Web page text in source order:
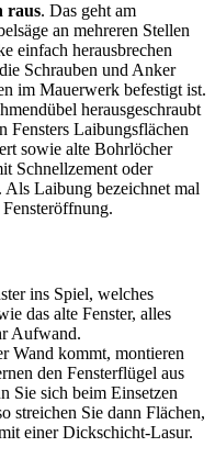
raus. Das geht am
an mehreren Stellen
einfach herausbrechen
Schrauben und Anker
im Mauerwerk befestigt ist.
herausgeschraubt
Fensters Laibungsflächen
sowie alte Bohrlöcher
Schnellzement oder
Laibung bezeichnet mal
ins Spiel, welches
das alte Fenster, alles
Aufwand.
Wand kommt, montieren
den Fensterflügel aus
Sie sich beim Einsetzen
streichen Sie dann Flächen,
einer Dickschicht-Lasur.